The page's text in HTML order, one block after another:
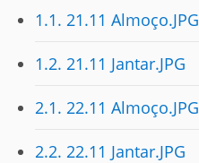
1.1. 21.11 Almoço.JPG
1.2. 21.11 Jantar.JPG
2.1. 22.11 Almoço.JPG
2.2. 22.11 Jantar.JPG